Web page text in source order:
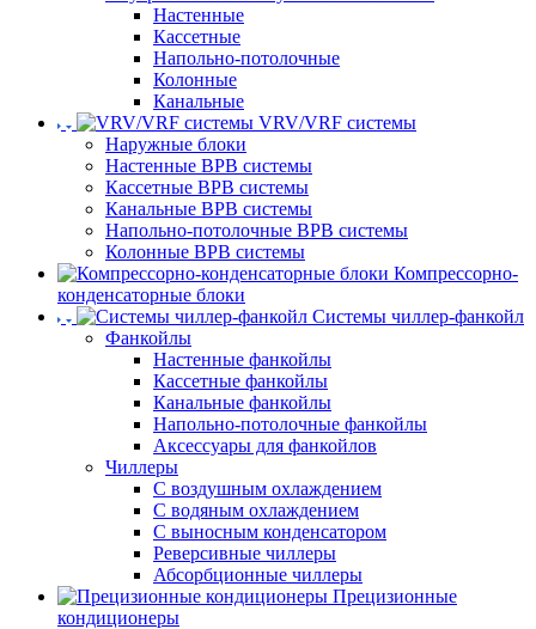
Настенные
Кассетные
Напольно-потолочные
Колонные
Канальные
VRV/VRF системы
Наружные блоки
Настенные ВРВ системы
Кассетные ВРВ системы
Канальные ВРВ системы
Напольно-потолочные ВРВ системы
Колонные ВРВ системы
Компрессорно-
конденсаторные блоки
Системы чиллер-фанкойл
Фанкойлы
Настенные фанкойлы
Кассетные фанкойлы
Канальные фанкойлы
Напольно-потолочные фанкойлы
Аксессуары для фанкойлов
Чиллеры
С воздушным охлаждением
С водяным охлаждением
С выносным конденсатором
Реверсивные чиллеры
Абсорбционные чиллеры
Прецизионные
кондиционеры